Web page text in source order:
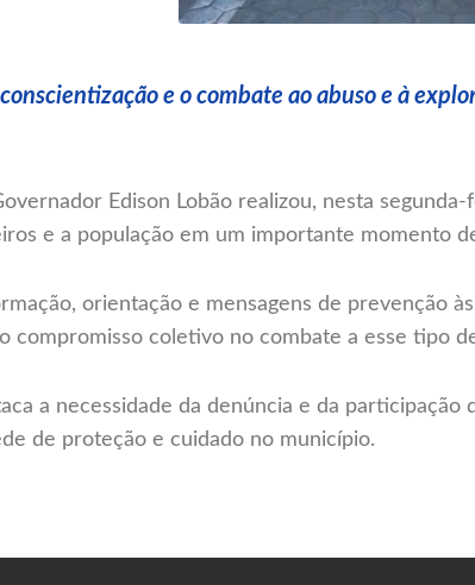
e o combate ao abuso e à
Edison Lobão realizou, nesta
e a população em um importante momento
orientação e mensagens de prevenção
compromisso coletivo no combate a esse tipo
a necessidade da denúncia e da
de proteção e cuidado no município.